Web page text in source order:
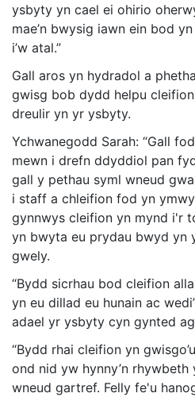
ysbyty yn cael ei ohirio
mae’n bwysig iawn ein bod
i’w atal.”
Gall aros yn hydradol a
gwisg bob dydd helpu
dreulir yn yr ysbyty.
Ychwanegodd Sarah: “Gall
mewn i drefn ddyddiol pan
gall y pethau syml wneud
i staff a chleifion fod yn
gynnwys cleifion yn mynd i'r
yn bwyta eu prydau bwyd yn
gwely.
“Bydd sicrhau bod cleifion
yn eu dillad eu hunain ac
adael yr ysbyty cyn gynted
“Bydd rhai cleifion yn
ond nid yw hynny’n rhywbeth
wneud gartref. Felly fe'u